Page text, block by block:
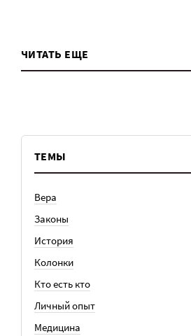
ЧИТАТЬ ЕЩЕ
ТЕМЫ
Вера
Законы
История
Колонки
Кто есть кто
Личный опыт
Медицина